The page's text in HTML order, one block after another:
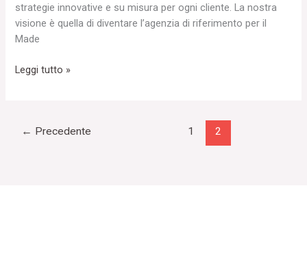
strategie innovative e su misura per ogni cliente. La nostra
visione è quella di diventare l’agenzia di riferimento per il
Made
Leggi tutto »
← Precedente 1 2